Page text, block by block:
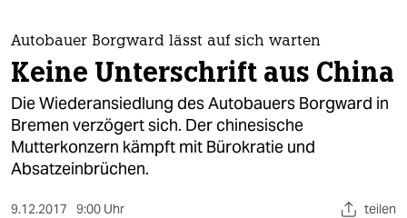
themen
politik
öko
gesellschaft
kultur
Autobauer Borgward lässt auf sich warten
Keine Unterschrift aus China
Die Wiederansiedlung des Autobauers Borgward in
Bremen verzögert sich. Der chinesische
Mutterkonzern kämpft mit Bürokratie und
Absatzeinbrüchen.
9.12.2017 9:00 Uhr teilen